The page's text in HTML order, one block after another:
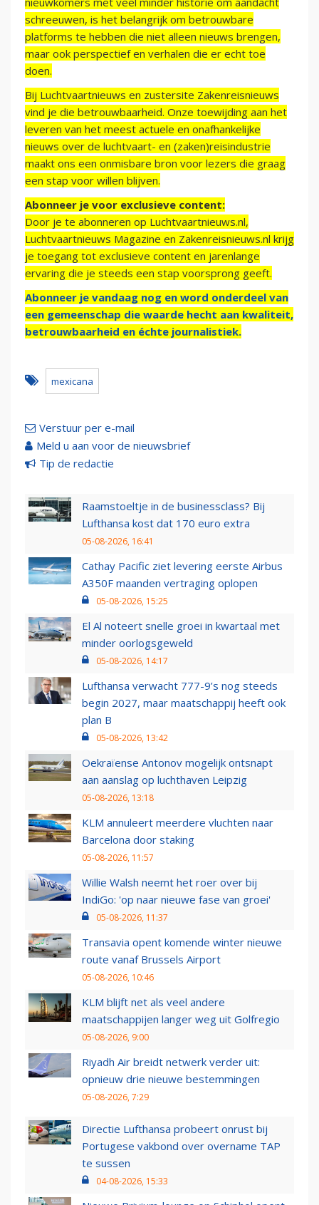
schreeuwen, is het belangrijk om betrouwbare
platforms te hebben die niet alleen nieuws brengen,
maar ook perspectief en verhalen die er echt toe
doen.
Bij Luchtvaartnieuws en zustersite Zakenreisnieuws
vind je die betrouwbaarheid. Onze toewijding aan het
leveren van het meest actuele en onafhankelijke
nieuws over de luchtvaart- en (zaken)reisindustrie
maakt ons een onmisbare bron voor lezers die graag
een stap voor willen blijven.
Abonneer je voor exclusieve content:
Door je te abonneren op Luchtvaartnieuws.nl,
Luchtvaartnieuws Magazine en Zakenreisnieuws.nl krijg
je toegang tot exclusieve content en jarenlange
ervaring die je steeds een stap voorsprong geeft.
Abonneer je vandaag nog en word onderdeel van
een gemeenschap die waarde hecht aan kwaliteit,
betrouwbaarheid en échte journalistiek.
mexicana
Verstuur per e-mail
Meld u aan voor de nieuwsbrief
Tip de redactie
Raamstoeltje in de businessclass? Bij
Lufthansa kost dat 170 euro extra
05-08-2026, 16:41
Cathay Pacific ziet levering eerste Airbus
A350F maanden vertraging oplopen
05-08-2026, 15:25
El Al noteert snelle groei in kwartaal met
minder oorlogsgeweld
05-08-2026, 14:17
Lufthansa verwacht 777-9’s nog steeds
begin 2027, maar maatschappij heeft ook
plan B
05-08-2026, 13:42
Oekraïense Antonov mogelijk ontsnapt
aan aanslag op luchthaven Leipzig
05-08-2026, 13:18
KLM annuleert meerdere vluchten naar
Barcelona door staking
05-08-2026, 11:57
Willie Walsh neemt het roer over bij
IndiGo: 'op naar nieuwe fase van groei'
05-08-2026, 11:37
Transavia opent komende winter nieuwe
route vanaf Brussels Airport
05-08-2026, 10:46
KLM blijft net als veel andere
maatschappijen langer weg uit Golfregio
05-08-2026, 9:00
Riyadh Air breidt netwerk verder uit:
opnieuw drie nieuwe bestemmingen
05-08-2026, 7:29
Directie Lufthansa probeert onrust bij
Portugese vakbond over overname TAP
te sussen
04-08-2026, 15:33